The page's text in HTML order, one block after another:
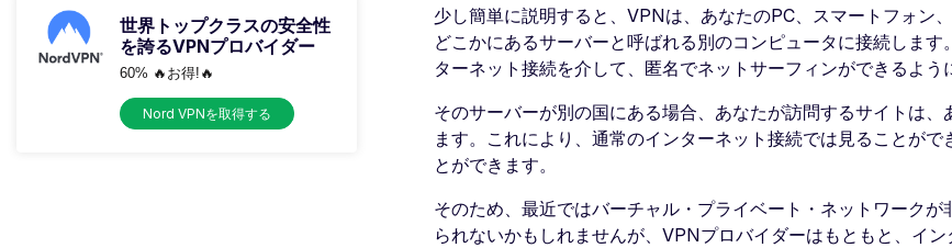
世界トップクラスの安全性
を誇るVPNプロバイダー
60% 🔥お得!🔥
Nord VPNを取得する
少し簡単に説明すると、VPNは、あなたのPC、スマートフォン
どこかにあるサーバーと呼ばれる別のコンピュータに接続しま
ターネット接続を介して、匿名でネットサーフィンができるよう
そのサーバーが別の国にある場合、あなたが訪問するサイトは
ます。これにより、通常のインターネット接続では見ることが
とができます。
そのため、最近ではバーチャル・プライベート・ネットワーク
られないかもしれませんが、VPNプロバイダーはもともと、イ